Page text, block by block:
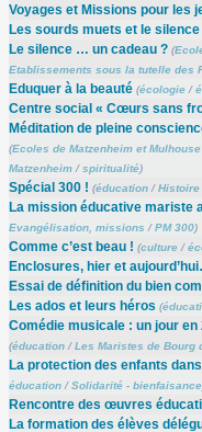
Voyages et Missions pour les
Les sourds muets et le silence
Le silence … un cadeau ? (
Etablissements sous la tutelle des
Eduquer à la beauté (écologie/
Centre social « Cœurs sans
Méditation de pleine
(Ecoles de Matzenheim et Mulhouse
Matzenheim/spiritualité)
Spécial 300 ! (éducation/Histoire
La mission éducative mariste
Evangélisation, missions /PM 300)
Comme c’est beau ! (culture/
Enclosures, hier et
Essai de définition du bien
Les ados et leurs héros (
Comédie musicale : un jour
(éducation/Les Maristes de Bourg
La protection des enfants
éducation/Solidarité - bienfaisance
Rencontre des œuvres
La formation des élèves